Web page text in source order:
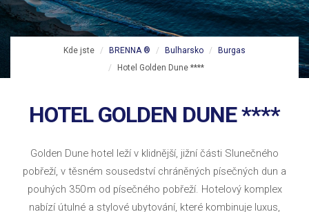
Kde jste BRENNA ® Bulharsko
Burgas
Hotel Golden Dune ****
HOTEL GOLDEN DUNE ****
Golden Dune hotel leží v klidnější, jižní části Slunečného
pobřeží, v těsném sousedství chráněných písečných dun a
pouhých 350 m od písečného pobřeží. Hotelový komplex
nabízí útulné a stylové ubytování, které kombinuje luxus,